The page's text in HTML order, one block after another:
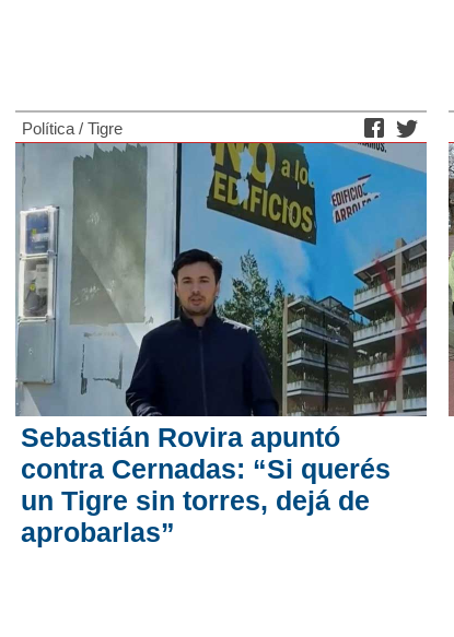
Política / Tigre
Sebastián Rovira apuntó
contra Cernadas: “Si querés
un Tigre sin torres, dejá de
aprobarlas”